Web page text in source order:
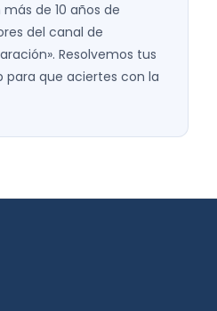
de 10 años de
del canal de
Resolvemos tus
para que aciertes con la